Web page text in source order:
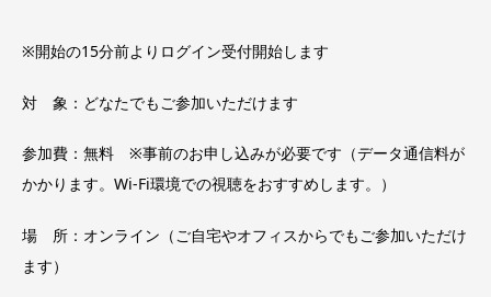
※開始の15分前よりログイン受付開始します
対 象：どなたでもご参加いただけます
参加費：無料 ※事前のお申し込みが必要です（データ通信料が
かかります。Wi-Fi環境での視聴をおすすめします。）
場 所：オンライン（ご自宅やオフィスからでもご参加いただけ
ます）